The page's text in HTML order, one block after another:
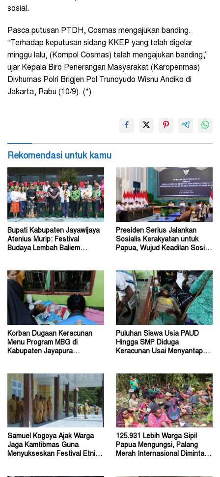
sosial.
Pasca putusan PTDH, Cosmas mengajukan banding.
“Terhadap keputusan sidang KKEP yang telah digelar
minggu lalu, (Kompol Cosmas) telah mengajukan banding,”
ujar Kepala Biro Penerangan Masyarakat (Karopenmas)
Divhumas Polri Brigjen Pol Trunoyudo Wisnu Andiko di
Jakarta, Rabu (10/9). (*)
Rekomendasi untuk kamu
Bupati Kabupaten Jayawijaya
Atenius Murip: Festival
Budaya Lembah Baliem
Presiden Serius Jalankan
Sosialis Kerakyatan untuk
Papua, Wujud Keadilan Sosial
Korban Dugaan Keracunan
Menu Program MBG di
Kabupaten Jayapura
Puluhan Siswa Usia PAUD
Hingga SMP Diduga
Keracunan Usai Menyantap
Samuel Kogoya Ajak Warga
Jaga Kamtibmas Guna
Menyukseskan Festival Etnik
125.931 Lebih Warga Sipil
Papua Mengungsi, Palang
Merah Internasional Diminta